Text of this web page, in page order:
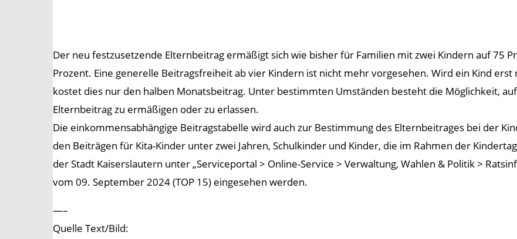
Der neu festzusetzende Elternbeitrag ermäßigt sich wie bisher für Familien mit zwei Kindern auf 75
Prozent. Eine generelle Beitragsfreiheit ab vier Kindern ist nicht mehr vorgesehen. Wird ein Kind
kostet dies nur den halben Monatsbeitrag. Unter bestimmten Umständen besteht die Möglichkeit,
Elternbeitrag zu ermäßigen oder zu erlassen.
Die einkommensabhängige Beitragstabelle wird auch zur Bestimmung des Elternbeitrages bei der
den Beiträgen für Kita-Kinder unter zwei Jahren, Schulkinder und Kinder, die im Rahmen der
der Stadt Kaiserslautern unter „Serviceportal > Online-Service > Verwaltung, Wahlen & Politik >
vom 09. September 2024 (TOP 15) eingesehen werden.
—–
Quelle Text/Bild: